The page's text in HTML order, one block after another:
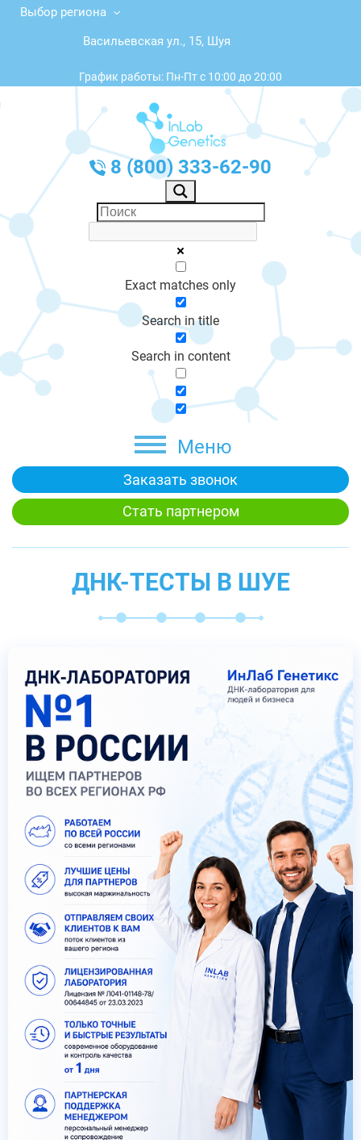
Выбор региона
Васильевская ул., 15, Шуя
График работы: Пн-Пт с 10:00 до 20:00
8 (800) 333-62-90
Exact matches only
Search in title
Search in content
Меню
Заказать звонок
Стать партнером
ДНК-ТЕСТЫ В ШУЕ